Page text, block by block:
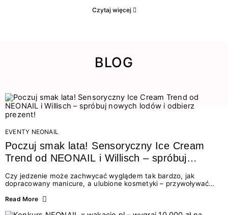
Czytaj więcej
BLOG
EVENTY NEONAIL
Poczuj smak lata! Sensoryczny Ice Cream
Trend od NEONAIL i Willisch – spróbuj
nowych lodów i odbierz prezent!
Czy jedzenie może zachwycać wyglądem tak bardzo, jak
dopracowany manicure, a ulubione kosmetyki – przywoływać
świata beauty i oszałamiających deserów to coś więcej niż
Read More